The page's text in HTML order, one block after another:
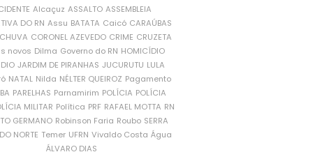
Alcaçuz ASSALTO ASSEMBLEIA
DO RN Assu BATATA Caicó CARAÚBAS
CORONEL AZEVEDO CRIME CRUZETA
novos Dilma Governo do RN HOMICÍDIO
JARDIM DE PIRANHAS JUCURUTU LULA
NATAL Nilda NÉLTER QUEIROZ Pagamento
PARELHAS Parnamirim POLÍCIA POLÍCIA
MILITAR Política PRF RAFAEL MOTTA RN
GERMANO Robinson Faria Roubo SERRA
NORTE Temer UFRN Vivaldo Costa Água
ÁLVARO DIAS